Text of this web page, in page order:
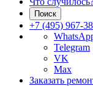
Поиск
+7 (495) 967-
Telegram
VK
Max
Заказать